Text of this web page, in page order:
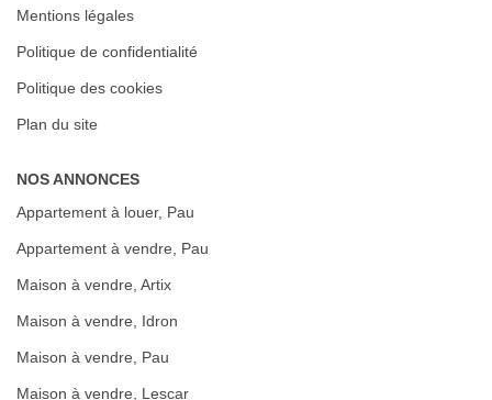
Mentions légales
Politique de confidentialité
Politique des cookies
Plan du site
NOS ANNONCES
Appartement à louer, Pau
Appartement à vendre, Pau
Maison à vendre, Artix
Maison à vendre, Idron
Maison à vendre, Pau
Maison à vendre, Lescar